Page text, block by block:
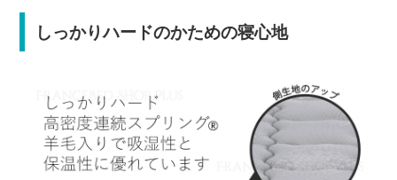
しっかりハードのかための寝心地